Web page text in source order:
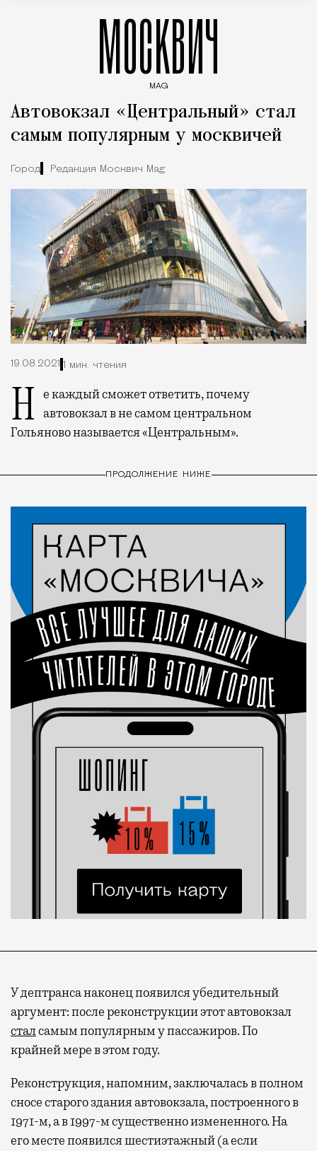
МОСКВИЧ
MAG
Автовокзал «Центральный» стал
самым популярным у москвичей
Город Редакция Москвич Mag
19.08.2021 1 мин. чтения
Не каждый сможет ответить, почему автовокзал в не самом центральном
Гольяново называется «Центральным».
ПРОДОЛЖЕНИЕ НИЖЕ
У дептранса наконец появился убедительный
аргумент: после реконструкции этот автовокзал
сталсамым популярным у пассажиров. По
крайней мере в этом году.
Реконструкция, напомним, заключалась в полном
сносе старого здания автовокзала, построенного в
1971-м, а в 1997-м существенно измененного. На
его месте появился шестиэтажный (а если